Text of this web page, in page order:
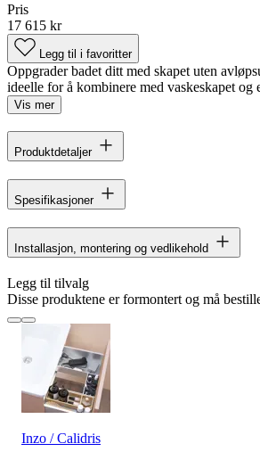
Pris
17 615 kr
Legg til i favoritter
Oppgrader badet ditt med skapet uten
ideelle for å kombinere med vaskeskapet og
Vis mer
Produktdetaljer
Spesifikasjoner
Installasjon, montering og vedlikehold
Legg til tilvalg
Disse produktene er formontert og må
Inzo / Calidris